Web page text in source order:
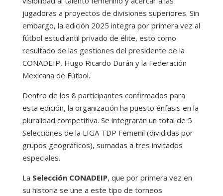
jugadoras a proyectos de divisiones superiores. Sin
embargo, la edición 2025 integra por primera vez al
fútbol estudiantil privado de élite, esto como
resultado de las gestiones del presidente de la
CONADEIP, Hugo Ricardo Durán y la Federación
Mexicana de Fútbol.
Dentro de los 8 participantes confirmados para
esta edición, la organización ha puesto énfasis en la
pluralidad competitiva. Se integrarán un total de 5
Selecciones de la LIGA TDP Femenil (divididas por
grupos geográficos), sumadas a tres invitados
especiales.
La Selección CONADEIP, que por primera vez en
su historia se une a este tipo de torneos